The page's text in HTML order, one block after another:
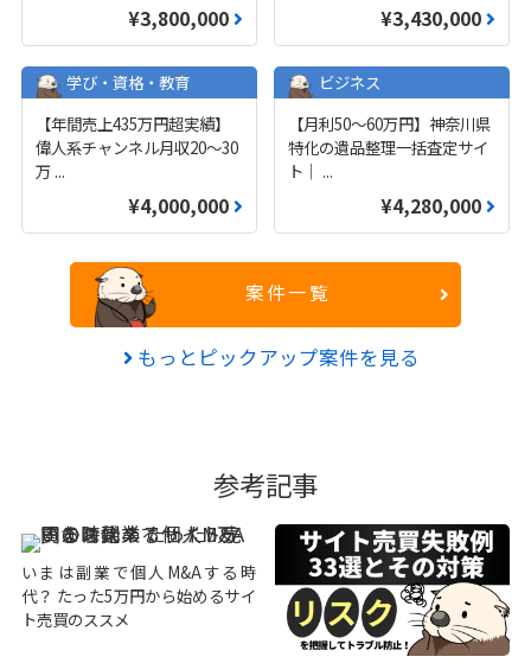
¥3,800,000 ¥3,430,000
学び・資格・教育
【年間売上435万円超実績】
偉人系チャンネル月収20～30
万 ...
¥4,000,000
ビジネス
【月利50〜60万円】神奈川県
特化の遺品整理一括査定サイ
ト｜ ...
¥4,280,000
案件一覧
もっとピックアップ案件を見る
参考記事
いまは副業で個人M&Aする時
代？ たった5万円から始めるサイ
ト売買のススメ